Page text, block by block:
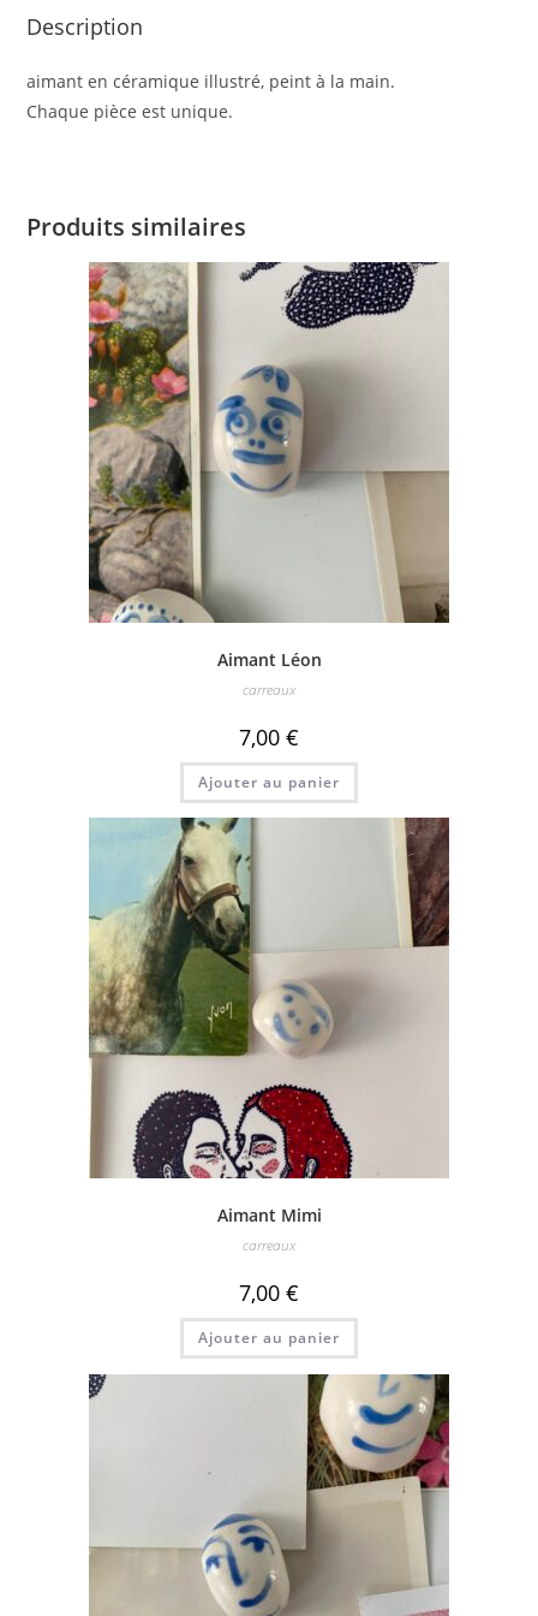
Description
aimant en céramique illustré, peint à la main.
Chaque pièce est unique.
Produits similaires
Aimant Léon
carreaux
7,00 €
Ajouter au panier
Aimant Mimi
carreaux
7,00 €
Ajouter au panier